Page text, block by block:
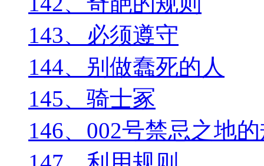
143、必须遵守
144、别做蠢死的人
145、骑士冢
146、002号禁忌之地